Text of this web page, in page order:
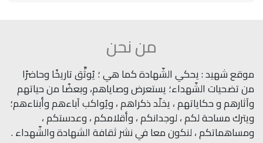
من نحن
موقع شهيد : يحكي الشّهادة كما هي ؛ يُوثِّق تاريخًا وحاضرًا
من تضحيات الشّهداء؛ يستعرض وصاياهم، وبعضًا من حياتهم
وآثارهم و حكاياتهم ، يخلّد ذكراهم ، ويُواكب آباءهم وأبناءهم؛
ويترك مساحة لكم ، لوجدانكم ، وأقلامكم ، وعدستكم ،
ومساهماتكم ، لنكون معا في نشر ثقافة الشهادة والشّهداء .